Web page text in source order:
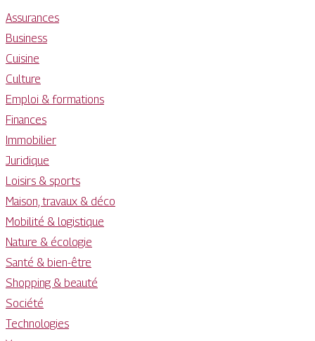
Assurances
Business
Cuisine
Culture
Emploi & formations
Finances
Immobilier
Juridique
Loisirs & sports
Maison, travaux & déco
Mobilité & logistique
Nature & écologie
Santé & bien-être
Shopping & beauté
Société
Technologies